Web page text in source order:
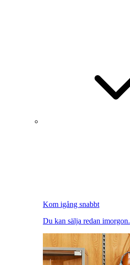
Kom igång snabbt
Du kan sälja redan imorgon.